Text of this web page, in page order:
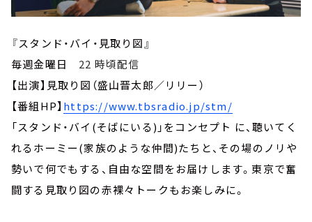
『スタンド・バイ・見取り図』
毎週金曜日 22 時頃配信
【出演】見取り図（盛山晋太郎／リリー）
【番組HP】 https://www.tbsradio.jp/stm/
「スタンド・バイ(そばにいる)」をコンセプト に、聴いてく
れるホーミー(家族のような仲間)たちと、その場のノリや
勢いで何でもする、自由な空間をお届けします。東京で奮
闘する見取り図の赤裸々トークもお楽しみに。